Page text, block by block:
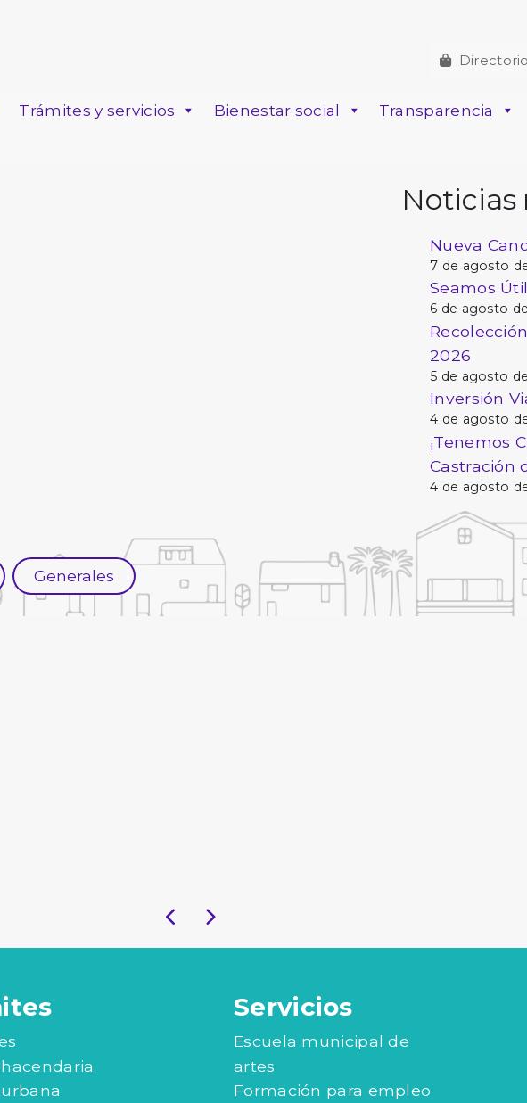
Trámites y servicios Bienestar social Transparencia
Noticias
Nueva
7 de agosto
Seamos
6 de agosto
2026
5 de agosto
Inversión
4 de agosto
¡Tenemos
Castración
4 de agosto
Generales
Servicios
Escuela municipal de
artes